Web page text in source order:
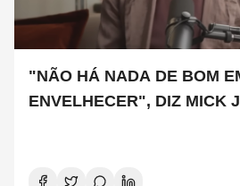
"NÃO HÁ NADA DE BOM
ENVELHECER", DIZ MICK